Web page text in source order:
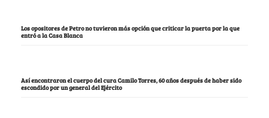
Los opositores de Petro no tuvieron más opción que criticar la puerta por la que
entró a la Casa Blanca
Así encontraron el cuerpo del cura Camilo Torres, 60 años después de haber sido
escondido por un general del Ejército